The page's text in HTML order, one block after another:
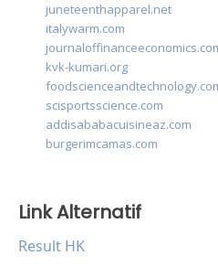
juneteenthapparel.net
italywarm.com
kvk-kumari.org
scisportsscience.com
addisababacuisineaz.com
burgerimcamas.com
Link Alternatif
Result HK